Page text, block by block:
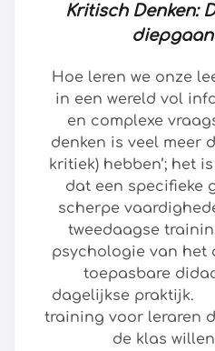
Kritisch Denken:
Hoe leren we onze
in een wereld vol
en complexe
denken is veel meer
kritiek) hebben’; het
dat een specifieke
scherpe
tweedaagse
psychologie van het
toepasbare
dagelijkse praktijk.
training voor leraren
de klas